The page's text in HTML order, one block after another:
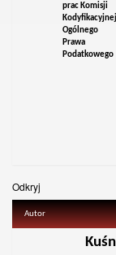
prac Komisji
Kodyfikacyjnej
Ogólnego
Prawa
Podatkowego
Odkryj
Autor